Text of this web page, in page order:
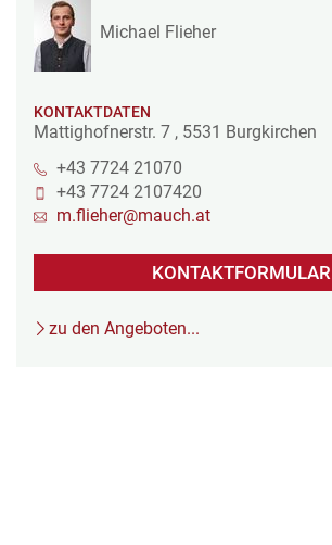
Michael Flieher
KONTAKTDATEN
Mattighofnerstr. 7 , 5531 Burgkirchen
+43 7724 21070
+43 7724 2107420
m.flieher@mauch.at
KONTAKTFORMULAR
zu den Angeboten...